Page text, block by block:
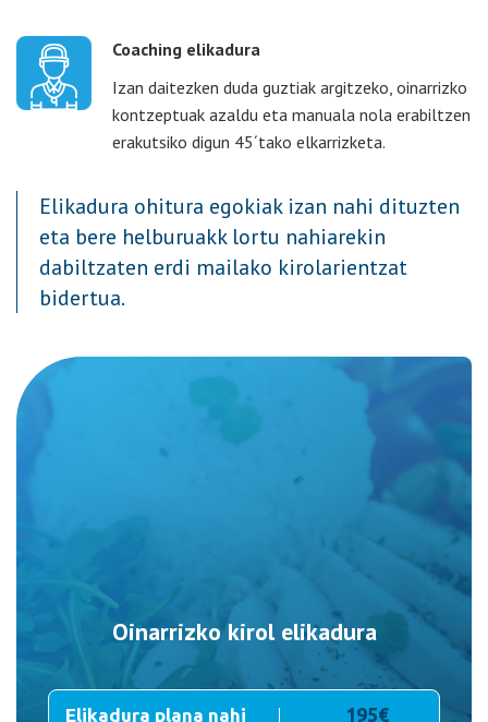
Coaching elikadura
Izan daitezken duda guztiak argitzeko, oinarrizko
kontzeptuak azaldu eta manuala nola erabiltzen
erakutsiko digun 45´tako elkarrizketa.
Elikadura ohitura egokiak izan nahi dituzten
eta bere helburuakk lortu nahiarekin
dabiltzaten erdi mailako kirolarientzat
bidertua.
Oinarrizko kirol elikadura
Elikadura plana nahi 195€